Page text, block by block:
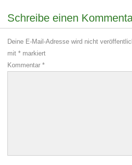
Schreibe einen
Deine E-Mail-Adresse wird nicht
mit * markiert
Kommentar *